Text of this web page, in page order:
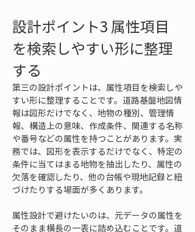
設計ポイント3 属性項目
を検索しやすい形に整理
する
第三の設計ポイントは、属性項目を検索しや
すい形に整理することです。道路基盤地図情
報は図形だけでなく、地物の種別、管理情
報、構造上の意味、作成条件、関連する名称
や番号などの属性を持つことがあります。実
務では、図形を表示するだけでなく、特定の
条件に当てはまる地物を抽出したり、属性の
欠落を確認したり、他の台帳や現地記録と紐
づけたりする場面が多くあります。
属性設計で避けたいのは、元データの属性を
そのまま横長の一表に詰め込むことです。道